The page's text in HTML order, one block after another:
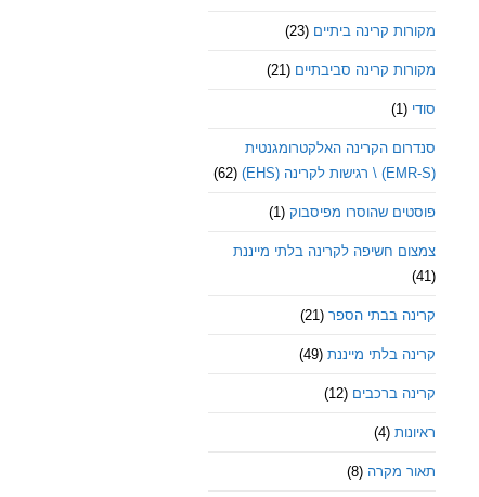
מקורות קרינה ביתיים (23)
מקורות קרינה סביבתיים (21)
סודי (1)
סנדרום הקרינה האלקטרומגנטית
(EMR-S) \ רגישות לקרינה (EHS)
(62)
פוסטים שהוסרו מפיסבוק (1)
צמצום חשיפה לקרינה בלתי מייננת
(41)
קרינה בבתי הספר (21)
קרינה בלתי מייננת (49)
קרינה ברכבים (12)
ראיונות (4)
תאור מקרה (8)